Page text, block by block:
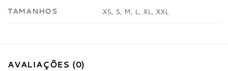
TAMANHOS XS, S, M, L, XL, XXL
AVALIAÇÕES (0)